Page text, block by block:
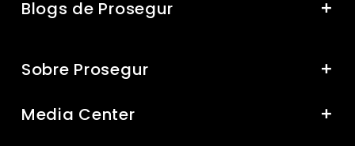
Blogs de Prosegur
Sobre Prosegur
Media Center